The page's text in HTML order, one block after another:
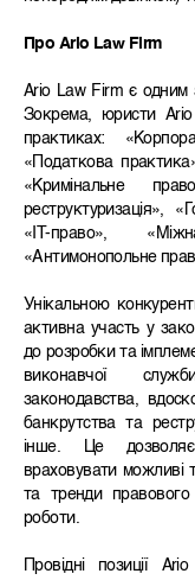
Про Ario Law Firm
Ario Law Firm є одним
Зокрема, юристи
практиках:
«Податкова
«Кримінальне
реструктуризація»,
«IT-право»,
«Антимонопольне
Унікальною
активна участь у
до розробки та
виконавчої
законодавства,
банкрутства та
інше. Це
враховувати можливі
та тренди правового
роботи.
Провідні позиції